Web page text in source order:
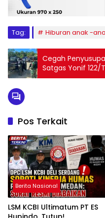
Tag: Hiburan anak -
Cegah Penyusupan Dan Penyeludupan,
Satgas Yonif 122/
Disepanjang
Pos Terkait
Berita Nasional
LSM KCBI Ultimatum PT ES